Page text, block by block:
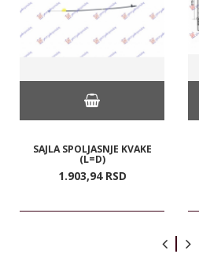
SAJLA SPOLJASNJE KVAKE
(L=D)
1.903,94 RSD